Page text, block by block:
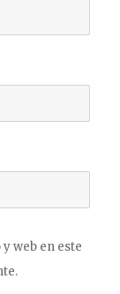
web en este